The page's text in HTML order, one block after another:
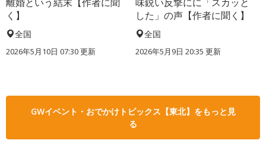
離婚という結末【作者に聞
く】
全国
2026年5月10日 07:30 更新
味鋭い反撃にに「スカッと
した」の声【作者に聞く】
全国
2026年5月9日 20:35 更新
GWイベント・おでかけトピックス【東北】をもっと見
る